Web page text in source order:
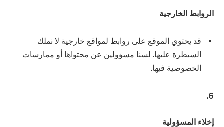
الروابط الخارجية
قد يحتوي الموقع على روابط لمواقع خارجية لا نملك
السيطرة عليها. لسنا مسؤولين عن محتواها أو ممارسات
الخصوصية فيها.
6.
إخلاء المسؤولية